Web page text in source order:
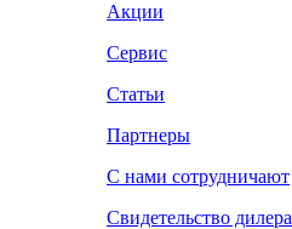
Акции
Сервис
Статьи
Партнеры
С нами сотрудничают
Свидетельство дилера